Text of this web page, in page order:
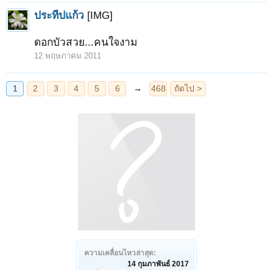
ความเคลื่อนไหวล่าสุด:
14 กุมภาพันธ์ 2017
ประทีปแก้ว [IMG]
ดอกบัวสวย...คนใจงาม
12 พฤษภาคม 2011